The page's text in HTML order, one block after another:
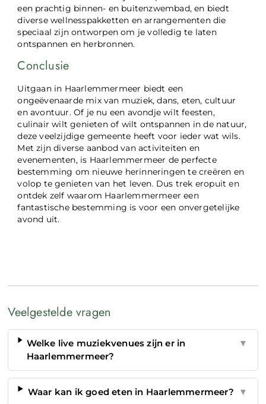
een prachtig binnen- en buitenzwembad, en biedt
diverse wellnesspakketten en arrangementen die
speciaal zijn ontworpen om je volledig te laten
ontspannen en herbronnen.
Conclusie
Uitgaan in Haarlemmermeer biedt een
ongeëvenaarde mix van muziek, dans, eten, cultuur
en avontuur. Of je nu een avondje wilt feesten,
culinair wilt genieten of wilt ontspannen in de natuur,
deze veelzijdige gemeente heeft voor ieder wat wils.
Met zijn diverse aanbod van activiteiten en
evenementen, is Haarlemmermeer de perfecte
bestemming om nieuwe herinneringen te creëren en
volop te genieten van het leven. Dus trek eropuit en
ontdek zelf waarom Haarlemmermeer een
fantastische bestemming is voor een onvergetelijke
avond uit.
Veelgestelde vragen
Welke live muziekvenues zijn er in
Haarlemmermeer?
▼
Waar kan ik goed eten in Haarlemmermeer? ▼